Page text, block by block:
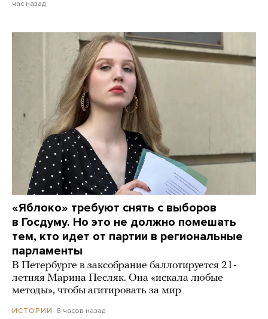
час назад
«Яблоко» требуют снять с выборов
в Госдуму. Но это не должно помешать
тем, кто идет от партии в региональные
парламенты
В Петербурге в заксобрание баллотируется 21-
летняя Марина Песляк. Она «искала любые
методы», чтобы агитировать за мир
ИСТОРИИ 8 часов назад